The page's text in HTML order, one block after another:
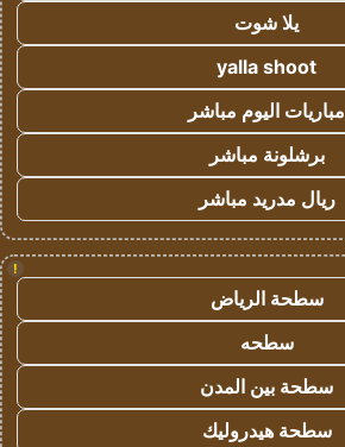
يلا شوت
yalla shoot
مباريات اليوم مباشر
برشلونة مباشر
ريال مدريد مباشر
!
سطحة الرياض
سطحه
سطحة بين المدن
سطحة هيدروليك